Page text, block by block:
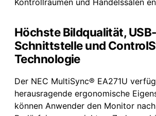
Höchste Bildqualität,
Schnittstelle und
Technologie
Der NEC MultiSync® EA271U
herausragende ergonomische
können Anwender den Monitor